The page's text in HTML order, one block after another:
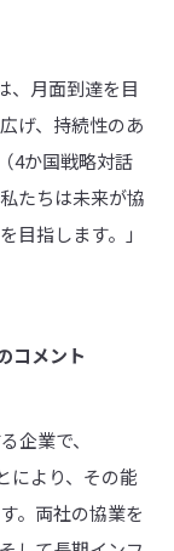
、月面到達を目
げ、持続性のあ
4か国戦略対話
たちは未来が協
目指します。」
コメント
企業で、
により、その能
。両社の協業を